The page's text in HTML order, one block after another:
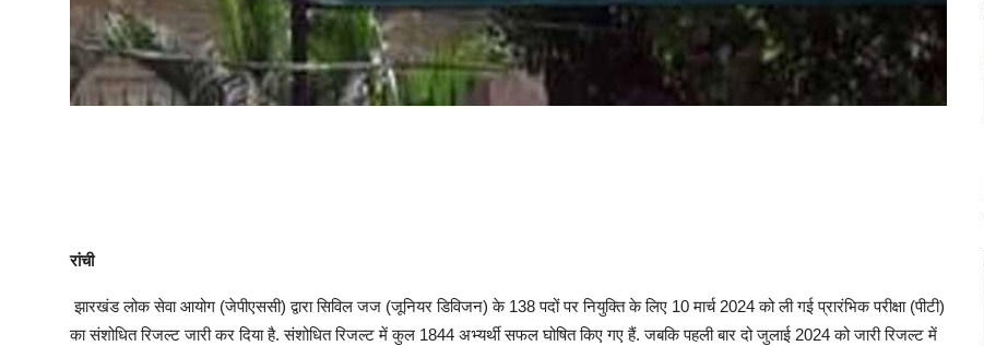
रांची
झारखंड लोक सेवा आयोग (जेपीएससी) द्वारा सिविल जज (जूनियर डिविजन) के 138 पदों पर नियुक्ति के लिए 10 मार्च 2024 को ली गई प्रारंभिक परीक्षा (पीटी)
का संशोधित रिजल्ट जारी कर दिया है. संशोधित रिजल्ट में कुल 1844 अभ्यर्थी सफल घोषित किए गए हैं. जबकि पहली बार दो जुलाई 2024 को जारी रिजल्ट में